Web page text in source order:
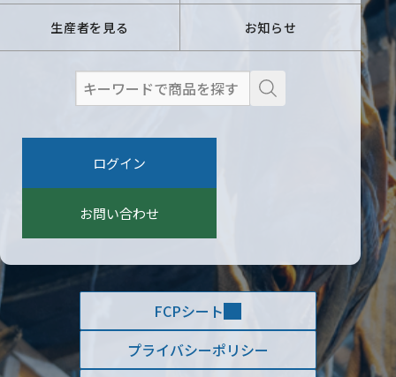
生産者を見る お知らせ
検
ログイン
お問い合わせ
FCPシート
プライバシーポリシー